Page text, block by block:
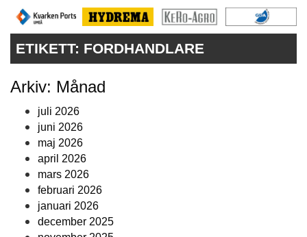
PRENUMERERA
ANNONSERA
ETIKETT: FORDHANDLARE
Arkiv: Månad
juli 2026
juni 2026
maj 2026
april 2026
mars 2026
februari 2026
januari 2026
december 2025